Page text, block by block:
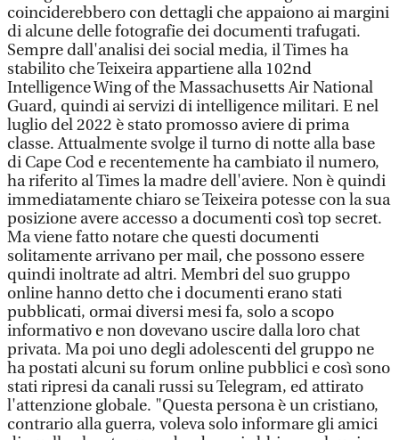
coinciderebbero con dettagli che appaiono ai margini
di alcune delle fotografie dei documenti trafugati.
Sempre dall'analisi dei social media, il Times ha
stabilito che Teixeira appartiene alla 102nd
Intelligence Wing of the Massachusetts Air National
Guard, quindi ai servizi di intelligence militari. E nel
luglio del 2022 è stato promosso aviere di prima
classe. Attualmente svolge il turno di notte alla base
di Cape Cod e recentemente ha cambiato il numero,
ha riferito al Times la madre dell'aviere. Non è quindi
immediatamente chiaro se Teixeira potesse con la sua
posizione avere accesso a documenti così top secret.
Ma viene fatto notare che questi documenti
solitamente arrivano per mail, che possono essere
quindi inoltrate ad altri. Membri del suo gruppo
online hanno detto che i documenti erano stati
pubblicati, ormai diversi mesi fa, solo a scopo
informativo e non dovevano uscire dalla loro chat
privata. Ma poi uno degli adolescenti del gruppo ne
ha postati alcuni su forum online pubblici e così sono
stati ripresi da canali russi su Telegram, ed attirato
l'attenzione globale. "Questa persona è un cristiano,
contrario alla guerra, voleva solo informare gli amici